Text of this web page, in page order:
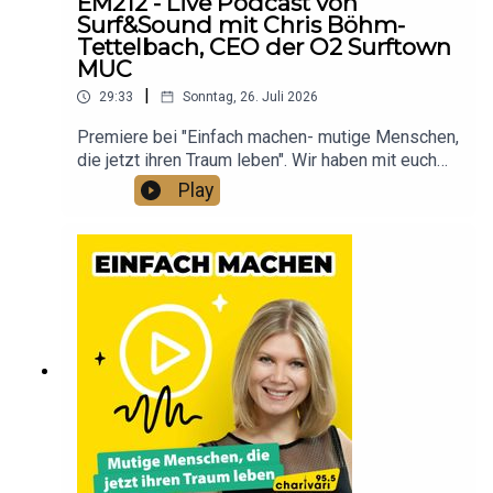
nachwirkt.Eine Folge über Hoffnung, Resilienz
und die Frage, was ein erfülltes Leben wirklich
ausmacht.
Surf&Sound mit Chris Böhm-
Tettelbach, CEO der O2 Surftown
MUC
29:33 Sonntag, 26. Juli 2026
Premiere bei "Einfach machen- mutige Menschen,
die jetzt ihren Traum leben". Wir haben mit euch
bei Surf & Sound in der O₂ Surftown MUC die
coolste Sommerparty des Jahres gefeiert. Ein
Highlight: Der Live Podcast mit O2 Surftown Muc
Gründer Chris Boehm-Tettelbach. Susanne spricht
mit ihm über Mut, über Entscheidungen,
Rückschläge und was es wirklich bedeutet, den
eigenen Traum zu leben.
Play